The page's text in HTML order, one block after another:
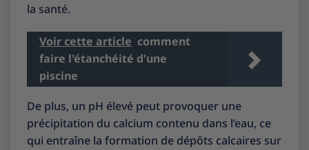
la santé.
Voir cette article comment
faire l'étanchéité d'une
piscine
De plus, un pH élevé peut provoquer une
précipitation du calcium contenu dans l’eau, ce
qui entraîne la formation de dépôts calcaires sur